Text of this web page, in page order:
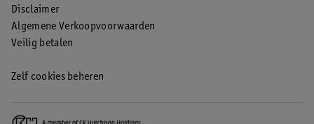
Disclaimer
Algemene Verkoopvoorwaarden
Veilig betalen
Zelf cookies beheren